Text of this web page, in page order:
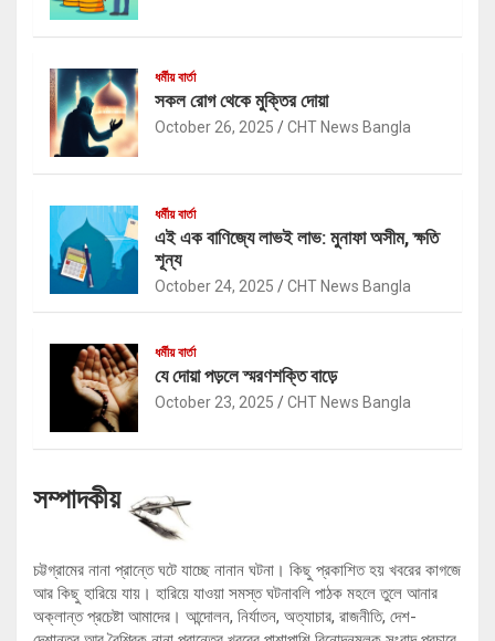
ধর্মীয় বার্তা
সকল রোগ থেকে মুক্তির দোয়া
October 26, 2025 CHT News Bangla
ধর্মীয় বার্তা
এই এক বাণিজ্যে লাভই লাভ: মুনাফা অসীম, ক্ষতি
শূন্য
October 24, 2025 CHT News Bangla
ধর্মীয় বার্তা
যে দোয়া পড়লে স্মরণশক্তি বাড়ে
October 23, 2025 CHT News Bangla
সম্পাদকীয়
চট্টগ্রামের নানা প্রান্তে ঘটে যাচ্ছে নানান ঘটনা। কিছু প্রকাশিত হয় খবরের কাগজে
আর কিছু হারিয়ে যায়। হারিয়ে যাওয়া সমস্ত ঘটনাবলি পাঠক মহলে তুলে আনার
অক্লান্ত প্রচেষ্টা আমাদের। আন্দোলন, নির্যাতন, অত্যাচার, রাজনীতি, দেশ-